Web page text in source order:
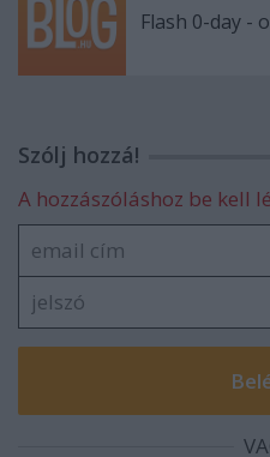
Flash 0-day -
Szólj hozzá!
A hozzászóláshoz be kell